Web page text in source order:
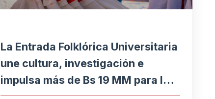
La Entrada Folklórica Universitaria
une cultura, investigación e
impulsa más de Bs 19 MM para la